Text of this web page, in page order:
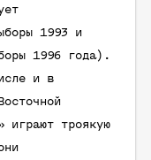
1993 и
1996 года).
и в
играют троякую